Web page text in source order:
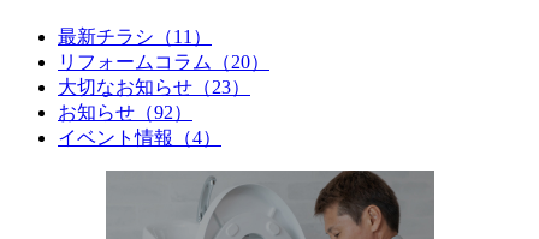
最新チラシ（11）
リフォームコラム（20）
大切なお知らせ（23）
お知らせ（92）
イベント情報（4）